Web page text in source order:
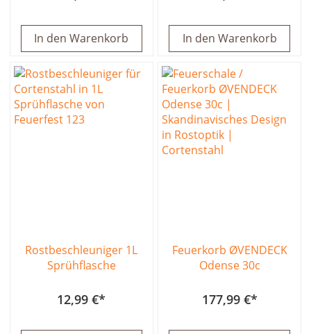
In den Warenkorb In den Warenkorb
Rostbeschleuniger 1L
Sprühflasche
12,99 €
Feuerkorb ØVENDECK
Odense 30c
177,99 €